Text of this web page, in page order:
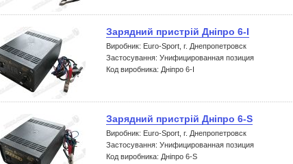
Зарядний пристрій Дніпро 6-I
Виробник: Euro-Sport, г. Днепропетровск
Застосування: Унифицированная позиция
Код виробника: Дніпро 6-I
Зарядний пристрій Дніпро 6-S
Виробник: Euro-Sport, г. Днепропетровск
Застосування: Унифицированная позиция
Код виробника: Дніпро 6-S